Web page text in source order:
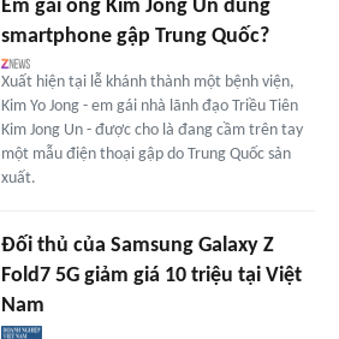
Em gái ông Kim Jong Un dùng
smartphone gập Trung Quốc?
Xuất hiện tại lễ khánh thành một bệnh viện,
Kim Yo Jong - em gái nhà lãnh đạo Triều Tiên
Kim Jong Un - được cho là đang cầm trên tay
một mẫu điện thoại gập do Trung Quốc sản
xuất.
Đối thủ của Samsung Galaxy Z
Fold7 5G giảm giá 10 triệu tại Việt
Nam